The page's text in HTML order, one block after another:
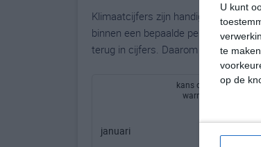
U kunt
te
op de
Klimaatcijfers zijn handig, maar
binnen een bepaalde periode. Hoe
terug in cijfers. Daarom bieden wij
kans op (zeer)
warm weer
januari